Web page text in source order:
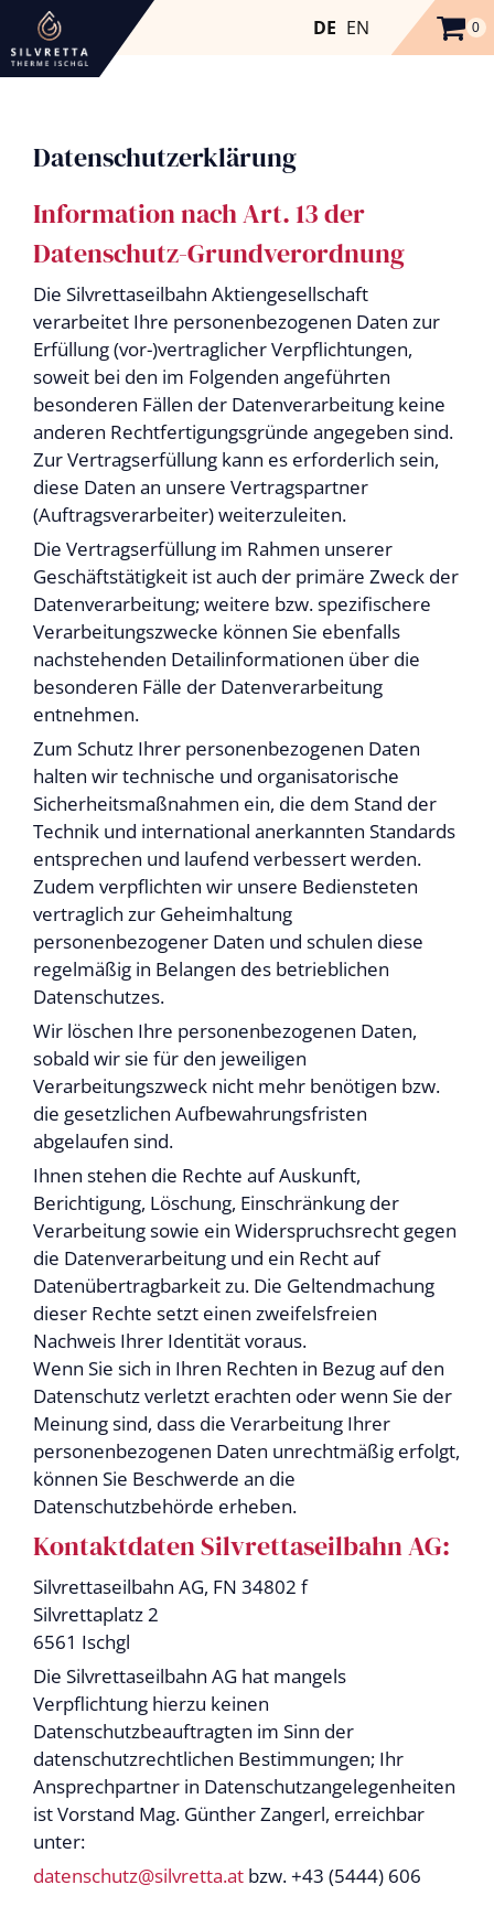
DE EN 0
Datenschutzerklärung
Information nach Art. 13 der
Datenschutz-Grundverordnung
Die Silvrettaseilbahn Aktiengesellschaft
verarbeitet Ihre personenbezogenen Daten zur
Erfüllung (vor-)vertraglicher Verpflichtungen,
soweit bei den im Folgenden angeführten
besonderen Fällen der Datenverarbeitung keine
anderen Rechtfertigungsgründe angegeben sind.
Zur Vertragserfüllung kann es erforderlich sein,
diese Daten an unsere Vertragspartner
(Auftragsverarbeiter) weiterzuleiten.
Die Vertragserfüllung im Rahmen unserer
Geschäftstätigkeit ist auch der primäre Zweck der
Datenverarbeitung; weitere bzw. spezifischere
Verarbeitungszwecke können Sie ebenfalls
nachstehenden Detailinformationen über die
besonderen Fälle der Datenverarbeitung
entnehmen.
Zum Schutz Ihrer personenbezogenen Daten
halten wir technische und organisatorische
Sicherheitsmaßnahmen ein, die dem Stand der
Technik und international anerkannten Standards
entsprechen und laufend verbessert werden.
Zudem verpflichten wir unsere Bediensteten
vertraglich zur Geheimhaltung
personenbezogener Daten und schulen diese
regelmäßig in Belangen des betrieblichen
Datenschutzes.
Wir löschen Ihre personenbezogenen Daten,
sobald wir sie für den jeweiligen
Verarbeitungszweck nicht mehr benötigen bzw.
die gesetzlichen Aufbewahrungsfristen
abgelaufen sind.
Ihnen stehen die Rechte auf Auskunft,
Berichtigung, Löschung, Einschränkung der
Verarbeitung sowie ein Widerspruchsrecht gegen
die Datenverarbeitung und ein Recht auf
Datenübertragbarkeit zu. Die Geltendmachung
dieser Rechte setzt einen zweifelsfreien
Nachweis Ihrer Identität voraus.
Wenn Sie sich in Ihren Rechten in Bezug auf den
Datenschutz verletzt erachten oder wenn Sie der
Meinung sind, dass die Verarbeitung Ihrer
personenbezogenen Daten unrechtmäßig erfolgt,
können Sie Beschwerde an die
Datenschutzbehörde erheben.
Kontaktdaten Silvrettaseilbahn AG:
Silvrettaseilbahn AG, FN 34802 f
Silvrettaplatz 2
6561 Ischgl
Die Silvrettaseilbahn AG hat mangels
Verpflichtung hierzu keinen
Datenschutzbeauftragten im Sinn der
datenschutzrechtlichen Bestimmungen; Ihr
Ansprechpartner in Datenschutzangelegenheiten
ist Vorstand Mag. Günther Zangerl, erreichbar
unter:
datenschutz@silvretta.at bzw. +43 (5444) 606